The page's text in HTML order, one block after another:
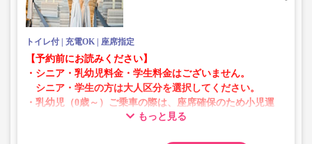
・一部取り扱いのない停留所がある場合がございます。
トイレ付 充電OK 座席指定
【予約前にお読みください】
・シニア・乳幼児料金・学生料金はございません。
シニア・学生の方は大人区分を選択してください。
・乳幼児（0歳～）ご乗車の際は、座席確保のため小児運
賃での乗車券が必要です。もっと見る